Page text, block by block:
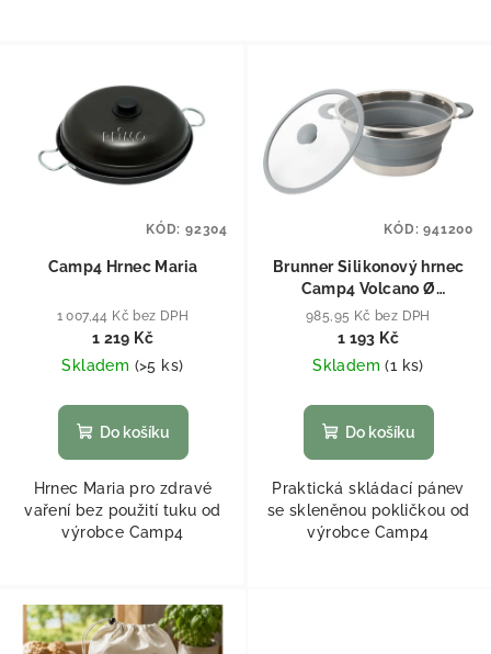
Camp4 Hrnec Maria
1 007,44 Kč bez DPH
1 219 Kč
Skladem (>5 ks)
Do košíku
Hrnec Maria pro zdravé
vaření bez použití tuku od
výrobce Camp4
KÓD: 92304
Brunner Silikonový hrnec
Camp4 Volcano Ø
24x4,5/14,5cm
985,95 Kč bez DPH
1 193 Kč
Skladem(1 ks)
Do košíku
Praktická skládací pánev
se skleněnou pokličkou od
výrobce Camp4
KÓD:941200